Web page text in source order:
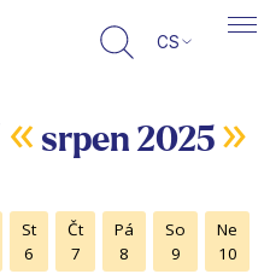
CS
« srpen 2025 »
St
6
Čt
7
Pá
8
So
9
Ne
10